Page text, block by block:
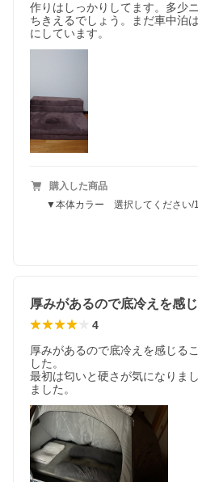
作りはしっかりしてます。多少
ちきえるでしょう。まだ車中泊
にしています。
購入した商品
▼本体カラー 選択してください/
4
厚みがあるので底冷えを感じる
した。
最初は匂いと硬さが気になりま
ました。